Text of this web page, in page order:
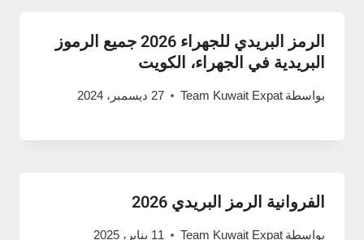
الرمز البريدي للجهراء 2026 جميع الرموز
البريدية في الجهراء، الكويت
بواسطة Team Kuwait Expat 27 ديسمبر، 2024
الفروانية الرمز البريدي 2026
بواسطة Team Kuwait Expat 11 يناير، 2025